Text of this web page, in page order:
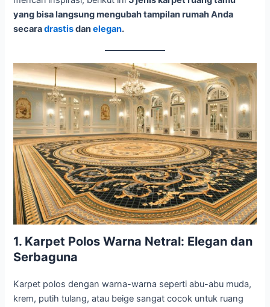
yang bisa langsung mengubah tampilan rumah Anda
secaradrastisdanelegan.
1. Karpet Polos Warna Netral: Elegan dan
Serbaguna
Karpet polos dengan warna-warna seperti abu-abu muda,
krem, putih tulang, atau beige sangat cocok untuk ruang